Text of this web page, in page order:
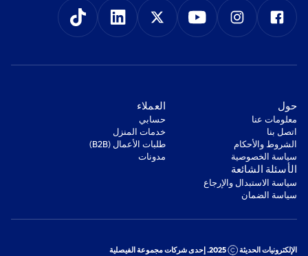
‫حول‬
معلومات عنا
اتصل بنا
‫الشروط والأحكام‬
‫سياسة الخصوصية‬
‫العملاء‬
‫حسابي‬
‫خدمات المنزل‬
‫طلبات الأعمال (B2B)‬
مدونات
‫الأسئلة الشائعة‬
‫سياسة الاستبدال والإرجاع‬
‫سياسة الضمان‬
الإلكترونيات الحديثة 2025. إحدى شركات مجموعة الفيصلية